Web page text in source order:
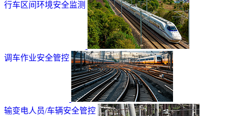
行车区间环境安全监测
调车作业安全管控
输变电人员/车辆安全管控